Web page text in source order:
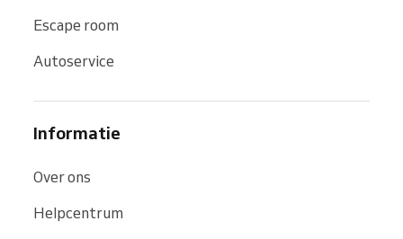
Escape room
Autoservice
Informatie
Over ons
Helpcentrum